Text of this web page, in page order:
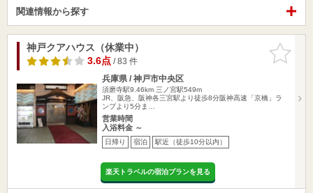
関連情報から探す
お気に入
りに追加
神戸クアハウス（休業中）
3.6点/ 83 件
兵庫県 / 神戸市中央区
須磨寺駅9.46km 三ノ宮駅549m
JR、阪急、阪神各三宮駅より徒歩8分阪神高速「京橋」ラ
ンプより5分ま…
営業時間
入浴料金 ～
日帰り 宿泊 駅近（徒歩10分以内）
楽天トラベルの宿泊プランを見る